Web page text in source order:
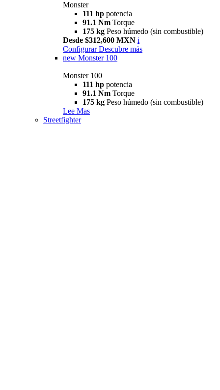
Monster
111 hp potencia
91.1 Nm Torque
175 kg Peso húmedo (sin combustible)
Desde $312,600 MXN i
Configurar Descubre más
new Monster 100
Monster 100
111 hp potencia
91.1 Nm Torque
175 kg Peso húmedo (sin combustible)
Lee Mas
Streetfighter